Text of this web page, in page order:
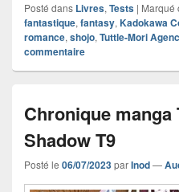
Posté dans Livres, Tests | Marqué
fantastique, fantasy, Kadokawa
romance, shojo, Tuttle-Mori
commentaire
Chronique manga
Shadow T9
Posté le 06/07/2023parInod—